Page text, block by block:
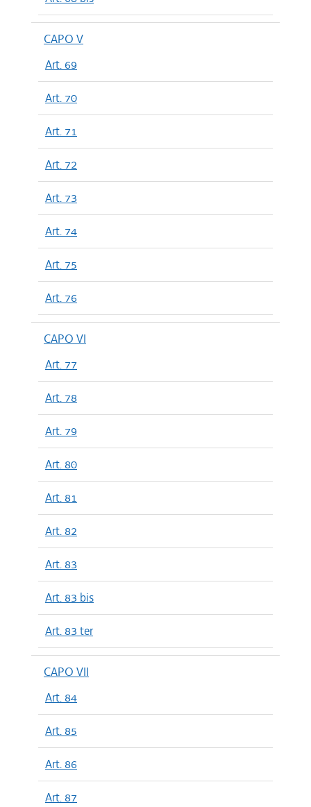
CAPO V
Art. 69
Art. 70
Art. 71
Art. 72
Art. 73
Art. 74
Art. 75
Art. 76
CAPO VI
Art. 77
Art. 78
Art. 79
Art. 80
Art. 81
Art. 82
Art. 83
Art. 83 bis
Art. 83 ter
CAPO VII
Art. 84
Art. 85
Art. 86
Art. 87